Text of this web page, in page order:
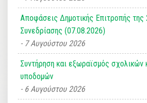
Αποφάσεις Δημοτικής Επιτροπής
Συνεδρίασης (07.08.2026)
7 Αυγούστου 2026
Συντήρηση και εξωραϊσμός σχολικών
υποδομών
6 Αυγούστου 2026